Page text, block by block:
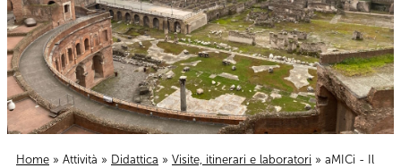
Home » Attività » Didattica » Visite, itinerari e laboratori » aMICi - Il